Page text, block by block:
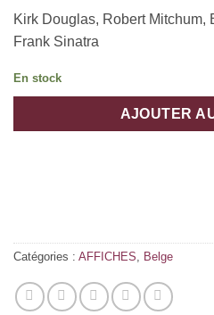
Kirk Douglas, Robert Mitchum,
Frank Sinatra
En stock
AJOUTER
Catégories : AFFICHES, Belge